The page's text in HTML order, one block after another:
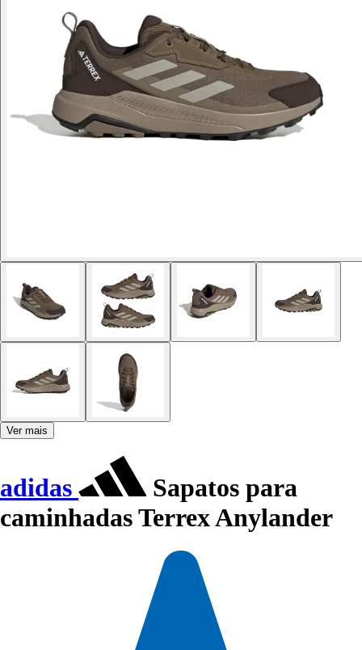
Ver mais
adidas
Sapatos para
caminhadas Terrex Anylander